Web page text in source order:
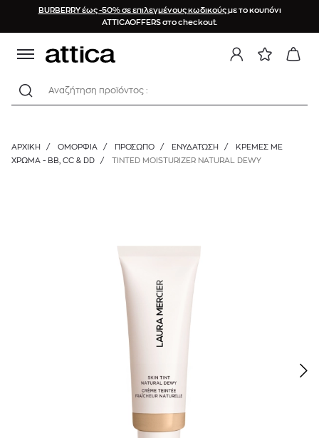
BURBERRY έως -50% σε επιλεγμένους κωδικούςμε το κουπόνι
ATTICAOFFERS στο checkout.
Αναζήτηση προϊόντος :
ΑΡΧΙΚΉ / ΟΜΟΡΦΙΑ / ΠΡΟΣΩΠΟ / ΕΝΥΔΆΤΩΣΗ /
ΚΡΈΜΕΣ ΜΕ
ΧΡΏΜΑ - BB, CC & DD
/ TINTED MOISTURIZER NATURAL DEWY